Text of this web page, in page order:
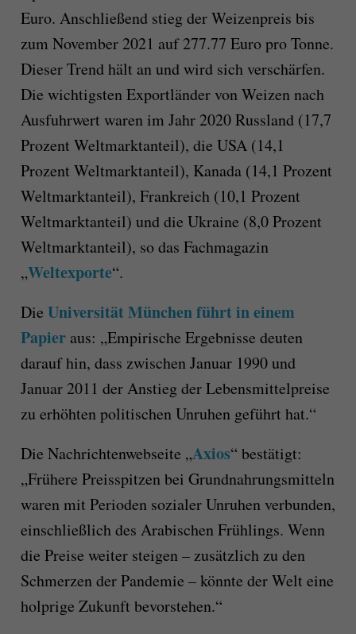
Euro. Anschließend stieg der Weizenpreis bis
zum November 2021 auf 277.77 Euro pro Tonne.
Dieser Trend hält an und wird sich verschärfen.
Die wichtigsten Exportländer von Weizen nach
Ausfuhrwert waren im Jahr 2020 Russland (17,7
Prozent Weltmarktanteil), die USA (14,1
Prozent Weltmarktanteil), Kanada (14,1 Prozent
Weltmarktanteil), Frankreich (10,1 Prozent
Weltmarktanteil) und die Ukraine (8,0 Prozent
Weltmarktanteil), so das Fachmagazin
„Weltexporte“.
Die Universität München führt in einem
Papieraus: „Empirische Ergebnisse deuten
darauf hin, dass zwischen Januar 1990 und
Januar 2011 der Anstieg der Lebensmittelpreise
zu erhöhten politischen Unruhen geführt hat.“
Die Nachrichtenwebseite „Axios“ bestätigt:
„Frühere Preisspitzen bei Grundnahrungsmitteln
waren mit Perioden sozialer Unruhen verbunden,
einschließlich des Arabischen Frühlings. Wenn
die Preise weiter steigen – zusätzlich zu den
Schmerzen der Pandemie – könnte der Welt eine
holprige Zukunft bevorstehen.“